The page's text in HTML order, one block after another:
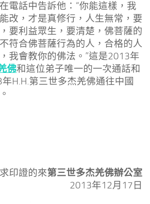
電話中告訴他：“你能這樣，我
改，才是真修行，人生無常，要
要利益眾生，要清楚，佛菩薩的
符合佛菩薩行為的人，合格的人
我會教你的佛法。”這是2013年
佛和這位弟子唯一的一次通話和
H.H.第三世多杰羌佛通往中國
第三世多杰羌佛辦公室
2013年12月17日
印證的來